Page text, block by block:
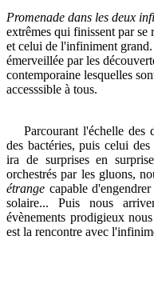
Promenade dans les deux
extrêmes qui finissent par
et celui de l'infiniment
émerveillée par les
contemporaine lesquelles
accesssible à tous.
Parcourant l'échelle des
des bactéries, puis celui
ira de surprises en
orchestrés par les gluons,
étrange capable
solaire... Puis nous
évènements prodigieux
est la rencontre avec